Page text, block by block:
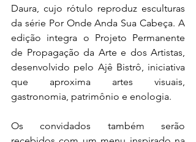
Daura, cujo rótulo reproduz esculturas
da série Por Onde Anda Sua Cabeça. A
edição integra o Projeto Permanente
de Propagação da Arte e dos Artistas,
desenvolvido pelo Ajê Bistrô, iniciativa
que aproxima artes visuais,
gastronomia, patrimônio e enologia.
Os convidados também serão